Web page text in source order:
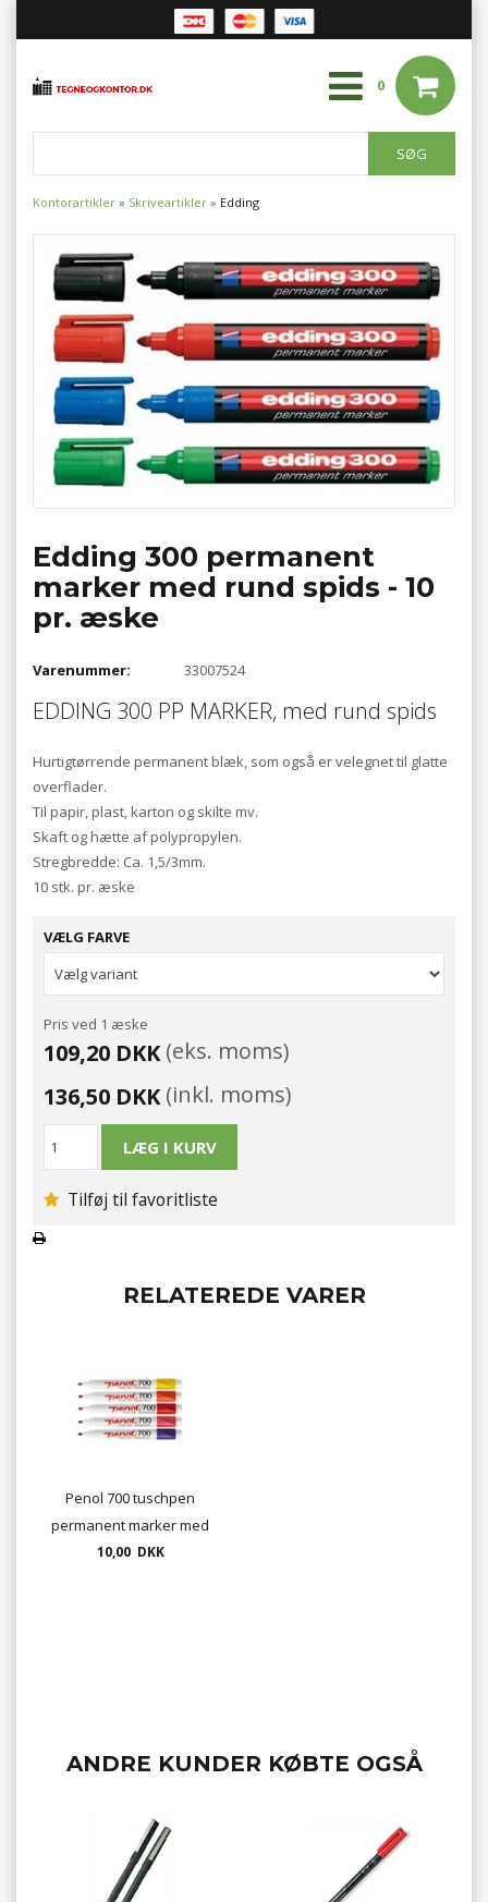
0
Kontorartikler » Skriveartikler » Edding
Edding 300 permanent
marker med rund spids - 10
pr. æske
Varenummer: 33007524
EDDING 300 PP MARKER, med rund spids
Hurtigtørrende permanent blæk, som også er velegnet til glatte
overflader.
Til papir, plast, karton og skilte mv.
Skaft og hætte af polypropylen.
Stregbredde: Ca. 1,5/3mm.
10 stk. pr. æske
VÆLG FARVE
Pris ved 1 æske
109,20 DKK(eks. moms)
136,50 DKK(inkl. moms)
Tilføj til favoritliste
RELATEREDE VARER
Penol 700 tuschpen
permanent marker med
rund spids 1,5mm
10,00 DKK
ANDRE KUNDER KØBTE OGSÅ